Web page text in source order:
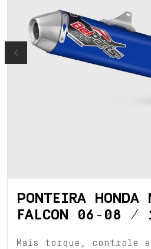
Previous
PONTEIRA
FALCON 06-08 /
Mais torque, controle